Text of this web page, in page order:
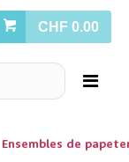
CHF 0.00
Ensembles de